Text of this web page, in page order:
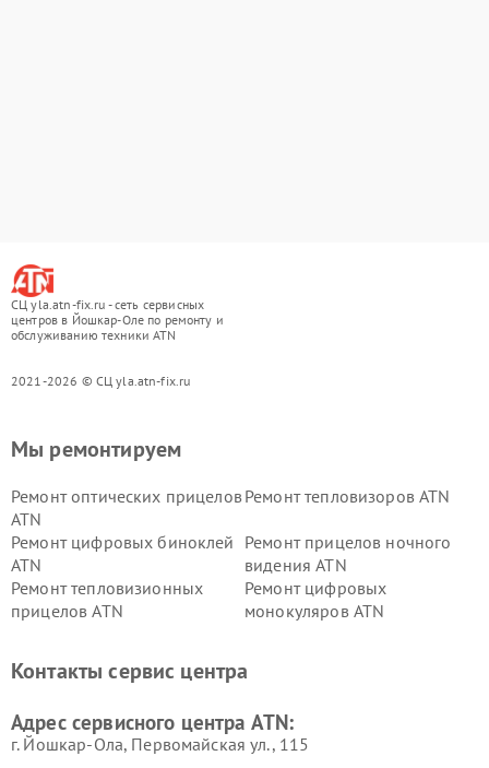
СЦ yla.atn-fix.ru - сеть сервисных
центров в Йошкар-Оле по ремонту и
обслуживанию техники ATN
2021-2026 © СЦ yla.atn-fix.ru
Мы ремонтируем
Ремонт оптических прицелов
ATN
Ремонт тепловизоров ATN
Ремонт цифровых биноклей
ATN
Ремонт прицелов ночного
видения ATN
Ремонт тепловизионных
прицелов ATN
Ремонт цифровых
монокуляров ATN
Контакты сервис центра
Адрес сервисного центра ATN:
г. Йошкар-Ола, Первомайская ул., 115